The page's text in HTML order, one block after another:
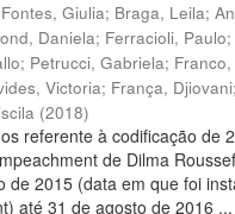
Fontes, Giulia; Braga, Leila;
Daniela; Ferracioli, Paulo;
; Petrucci, Gabriela;
Victoria; França, Djiovani;
(2018)
referente à codificação de
de Dilma
de 2015 (data em que foi
até 31 de agosto de 2016 ...